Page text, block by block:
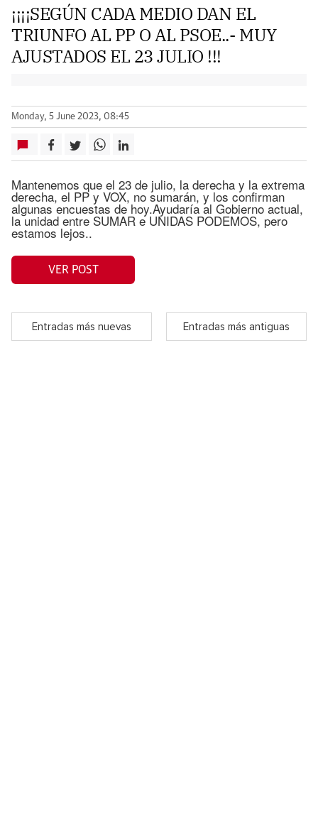
¡¡¡¡SEGÚN CADA MEDIO DAN EL
TRIUNFO AL PP O AL PSOE..- MUY
AJUSTADOS EL 23 JULIO !!!
Monday, 5 June 2023, 08:45
Mantenemos que el 23 de julio, la derecha y la extrema
derecha, el PP y VOX, no sumarán, y los confirman
algunas encuestas de hoy.Ayudaría al Gobierno actual,
la unidad entre SUMAR e UNIDAS PODEMOS, pero
estamos lejos..
VER POST
Entradas más nuevas Entradas más antiguas